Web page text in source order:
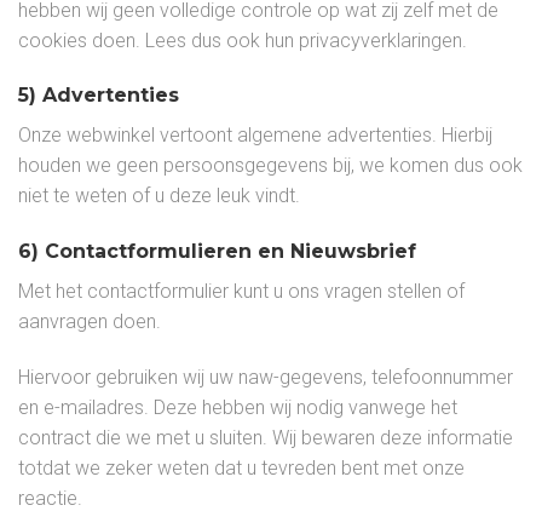
hebben wij geen volledige controle op wat zij zelf met de
cookies doen. Lees dus ook hun privacyverklaringen.
5) Advertenties
Onze webwinkel vertoont algemene advertenties. Hierbij
houden we geen persoonsgegevens bij, we komen dus ook
niet te weten of u deze leuk vindt.
6) Contactformulieren en Nieuwsbrief
Met het contactformulier kunt u ons vragen stellen of
aanvragen doen.
Hiervoor gebruiken wij uw naw-gegevens, telefoonnummer
en e-mailadres. Deze hebben wij nodig vanwege het
contract die we met u sluiten. Wij bewaren deze informatie
totdat we zeker weten dat u tevreden bent met onze
reactie.